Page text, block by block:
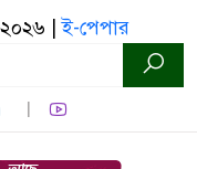
২০২৬ |ই-পেপার